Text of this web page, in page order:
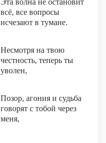
Эта волна не остановит
всё, все вопросы
исчезают в тумане.
Несмотря на твою
честность, теперь ты
уволен,
Позор, агония и судьба
говорят с тобой через
меня,